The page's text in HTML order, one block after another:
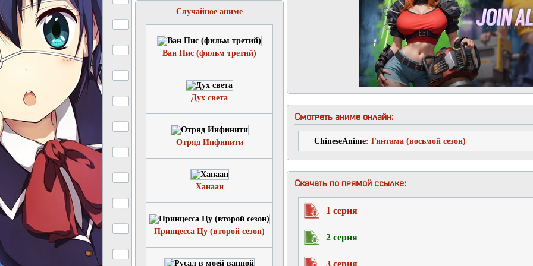
Случайное аниме
Ван Пис (фильм третий)
Дух света
Отряд Инфинити
Ханаан
Принцесса Цу (второй сезон)
Смотреть аниме онлайн:
ChineseAnime: Гинтама (восьмой сезон)
Скачать по прямой ссылке:
1 серия
2 серия
3 серия